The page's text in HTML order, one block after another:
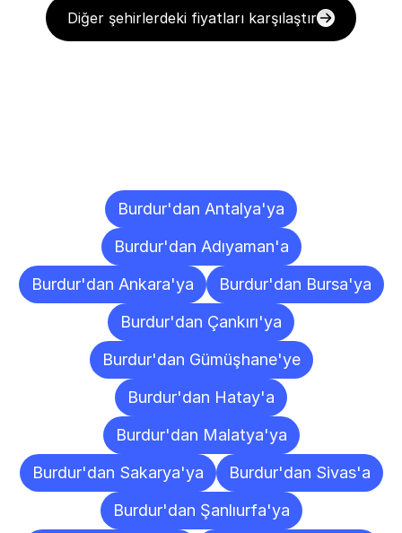
Diğer şehirlerdeki fiyatları karşılaştır
Burdur'dan Antalya'ya
Burdur'dan Adıyaman'a
Burdur'dan Ankara'ya
Burdur'dan Bursa'ya
Burdur'dan Çankırı'ya
Burdur'dan Gümüşhane'ye
Burdur'dan Hatay'a
Burdur'dan Malatya'ya
Burdur'dan Sakarya'ya
Burdur'dan Sivas'a
Burdur'dan Şanlıurfa'ya